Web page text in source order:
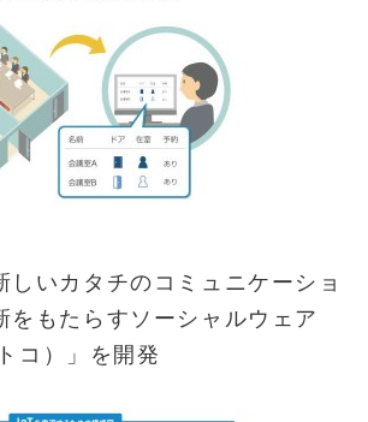
しいカタチのコミュニケーショ
をもたらすソーシャルウェア
コ）」を開発